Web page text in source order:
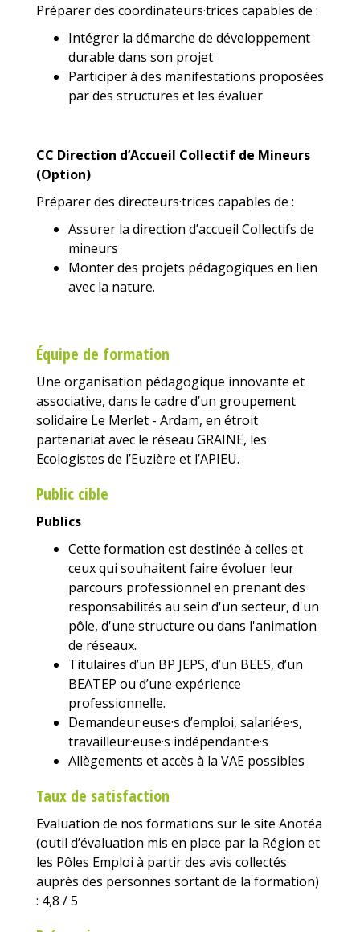
Préparer des coordinateurs·trices capables de :
Intégrer la démarche de développement
durable dans son projet
Participer à des manifestations proposées
par des structures et les évaluer
CC Direction d’Accueil Collectif de Mineurs
(Option)
Préparer des directeurs·trices capables de :
Assurer la direction d’accueil Collectifs de
mineurs
Monter des projets pédagogiques en lien
avec la nature.
Équipe de formation
Une organisation pédagogique innovante et
associative, dans le cadre d’un groupement
solidaire Le Merlet - Ardam, en étroit
partenariat avec le réseau GRAINE, les
Ecologistes de l’Euzière et l’APIEU.
Public cible
Publics
Cette formation est destinée à celles et
ceux qui souhaitent faire évoluer leur
parcours professionnel en prenant des
responsabilités au sein d'un secteur, d'un
pôle, d'une structure ou dans l'animation
de réseaux.
Titulaires d’un BP JEPS, d’un BEES, d’un
BEATEP ou d’une expérience
professionnelle.
Demandeur·euse·s d’emploi, salarié·e·s,
travailleur·euse·s indépendant·e·s
Allègements et accès à la VAE possibles
Taux de satisfaction
Evaluation de nos formations sur le site Anotéa
(outil d’évaluation mis en place par la Région et
les Pôles Emploi à partir des avis collectés
auprès des personnes sortant de la formation)
: 4,8 / 5